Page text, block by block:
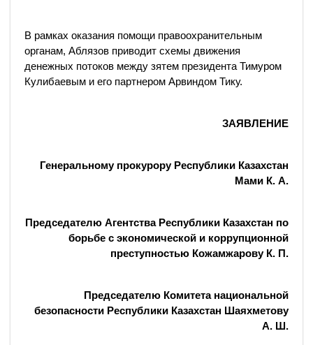
В рамках оказания помощи правоохранительным
органам, Аблязов приводит схемы движения
денежных потоков между зятем президента Тимуром
Кулибаевым и его партнером Арвиндом Тику.
ЗАЯВЛЕНИЕ
Генеральному прокурору Республики Казахстан
Мами К. А.
Председателю Агентства Республики Казахстан по
борьбе с экономической и коррупционной
преступностью Кожамжарову К. П.
Председателю Комитета национальной
безопасности Республики Казахстан Шаяхметову
А. Ш.